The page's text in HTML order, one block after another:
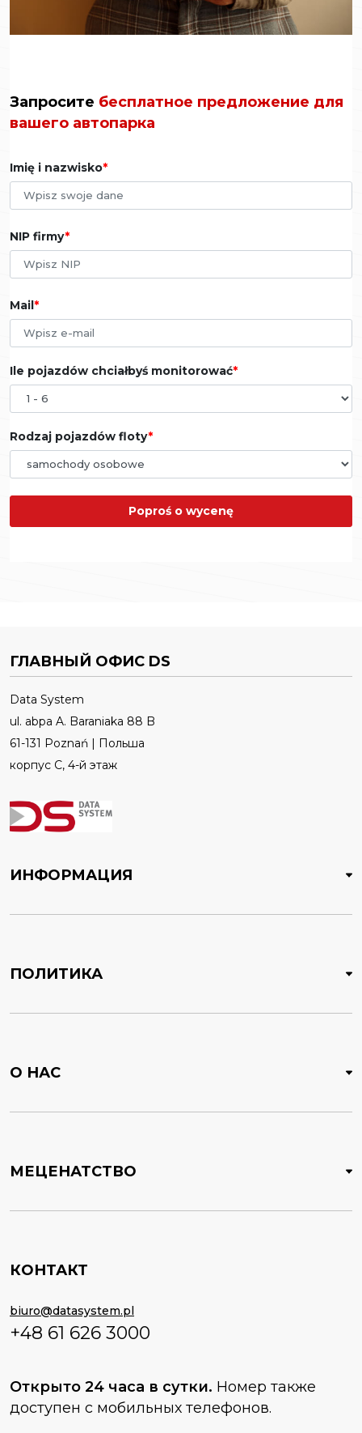
Запросите бесплатное предложение для
вашего автопарка
Imię i nazwisko
NIP firmy
Mail
Ile pojazdów chciałbyś monitorować
Rodzaj pojazdów floty
Poproś o wycenę
ГЛАВНЫЙ ОФИС DS
Data System
ul. abpa A. Baraniaka 88 B
61-131 Poznań | Польша
корпус C, 4-й этаж
ИНФОРМАЦИЯ
ПОЛИТИКА
О НАС
МЕЦЕНАТСТВО
КОНТАКТ
biuro@datasystem.pl
+48 61 626 3000
Открыто 24 часа в сутки. Номер также
доступен с мобильных телефонов.